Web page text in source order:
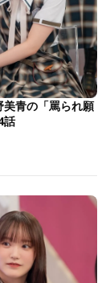
青の「罵られ願
話